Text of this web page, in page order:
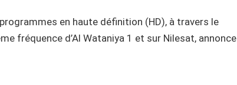
en haute définition (HD), à travers le
fréquence d’Al Wataniya 1 et sur Nilesat, annonce